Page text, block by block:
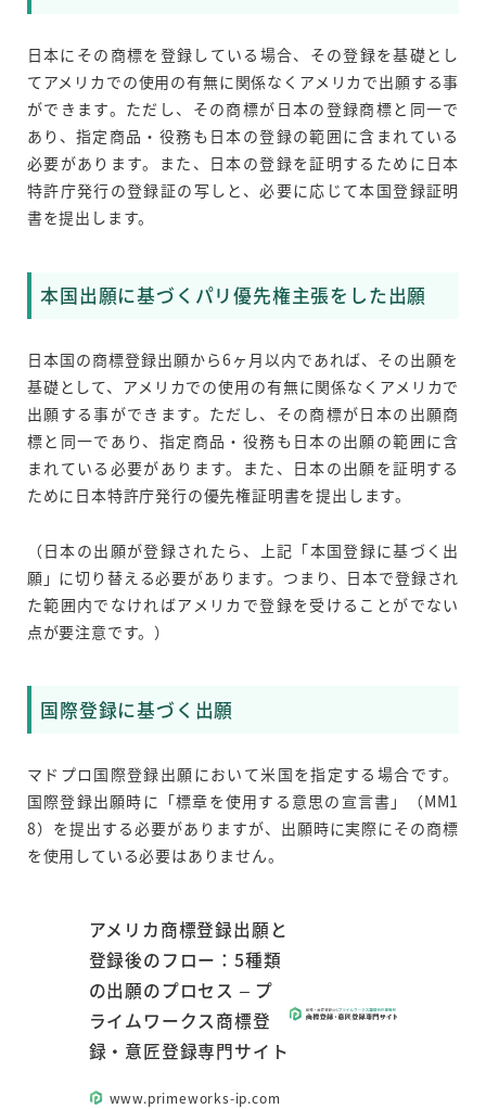
日本にその商標を登録している場合、その登録を基礎とし
てアメリカでの使用の有無に関係なくアメリカで出願する事
ができます。ただし、その商標が日本の登録商標と同一で
あり、指定商品・役務も日本の登録の範囲に含まれている
必要があります。また、日本の登録を証明するために日本
特許庁発行の登録証の写しと、必要に応じて本国登録証明
書を提出します。
本国出願に基づくパリ優先権主張をした出願
日本国の商標登録出願から6ヶ月以内であれば、その出願を
基礎として、アメリカでの使用の有無に関係なくアメリカで
出願する事ができます。ただし、その商標が日本の出願商
標と同一であり、指定商品・役務も日本の出願の範囲に含
まれている必要があります。また、日本の出願を証明する
ために日本特許庁発行の優先権証明書を提出します。
（日本の出願が登録されたら、上記「本国登録に基づく出
願」に切り替える必要があります。つまり、日本で登録され
た範囲内でなければアメリカで登録を受けることがでない
点が要注意です。）
国際登録に基づく出願
マドプロ国際登録出願において米国を指定する場合です。
国際登録出願時に「標章を使用する意思の宣言書」（MM1
8）を提出する必要がありますが、出願時に実際にその商標
を使用している必要はありません。
アメリカ商標登録出願と
登録後のフロー：5種類
の出願のプロセス – プ
ライムワークス商標登
録・意匠登録専門サイト
www.primeworks-ip.com